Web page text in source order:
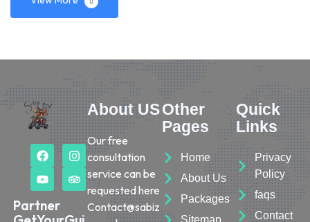
Partner
About US
Our free
consultation
service can be
requested here
Contact@sabiz
Other
Pages
Home
About Us
Packages
Sitemap
Quick
Links
Privacy
Policy
faqs
Contact